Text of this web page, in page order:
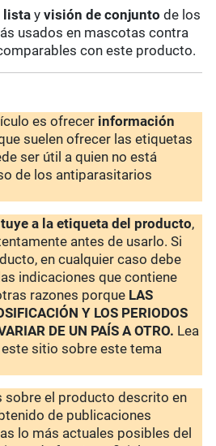
lista yvisión de conjunto de los
usados en mascotas contra
con este producto.
es ofrecer información
suelen ofrecer las etiquetas
ser útil a quien no está
de los antiparasitarios
a la etiqueta del producto,
antes de usarlo. Si
en cualquier caso debe
indicaciones que contiene
razones porque LAS
Y LOS PERIODOS
DE UN PAÍS A OTRO. Lea
sitio sobre este tema
sobre el producto descrito en
de publicaciones
lo más actuales posibles del